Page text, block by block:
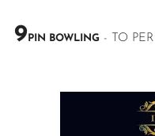
9 PIN BOWLING - TO